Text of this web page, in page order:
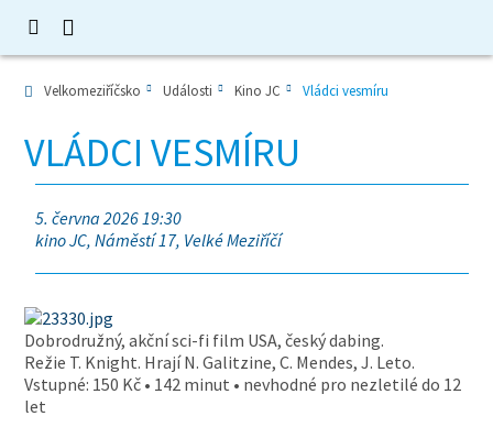
Velkomeziříčsko Události Kino JC Vládci vesmíru
VLÁDCI VESMÍRU
5. června 2026 19:30
kino JC, Náměstí 17, Velké Meziříčí
Dobrodružný, akční sci-fi film USA, český dabing.
Režie T. Knight. Hrají N. Galitzine, C. Mendes, J. Leto.
Vstupné: 150 Kč • 142 minut • nevhodné pro nezletilé do 12
let